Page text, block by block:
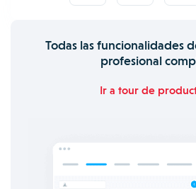
Todas las funcionalidades
profesional
Ir a tour de